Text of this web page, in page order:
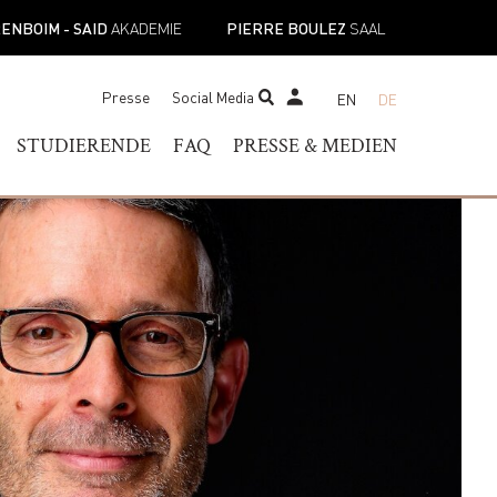
- SAIDAKADEMIE PIERRE BOULEZ SAAL
Presse Social Media
STUDENTS TICKET SHOP
EN DE
OF MUSIC
PROGRAMS
MUSIC
STUDIERENDE
SERVICE FÜR STUDIERENDE
AKADEMISCHER KALENDER
EINRICHTUNGEN
ORIENTIERUNGSWOCHEN
FÜR NEUE STUDIERENDE
STUDIERENDENVERTRETUNG
SEKRETARIAT FÜR
STUDIERENDE
FAQ
PRESSE & MEDIEN
PRESSEKONTAKT
MUSICAL PERSPECTIVES